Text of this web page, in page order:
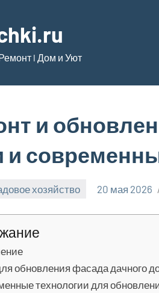
l Дом и Уют
и
и
хозяйство 20 мая 2026
обновления фасада дачного
технологии для